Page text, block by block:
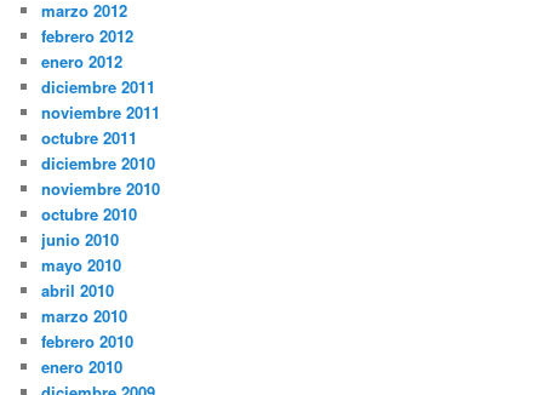
marzo 2012
febrero 2012
enero 2012
diciembre 2011
noviembre 2011
octubre 2011
diciembre 2010
noviembre 2010
octubre 2010
junio 2010
mayo 2010
abril 2010
marzo 2010
febrero 2010
enero 2010